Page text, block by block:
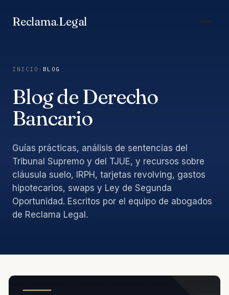
Reclama.Legal
INICIO › BLOG
Blog de Derecho
Bancario
Guías prácticas, análisis de sentencias del
Tribunal Supremo y del TJUE, y recursos sobre
cláusula suelo, IRPH, tarjetas revolving, gastos
hipotecarios, swaps y Ley de Segunda
Oportunidad. Escritos por el equipo de abogados
de Reclama Legal.